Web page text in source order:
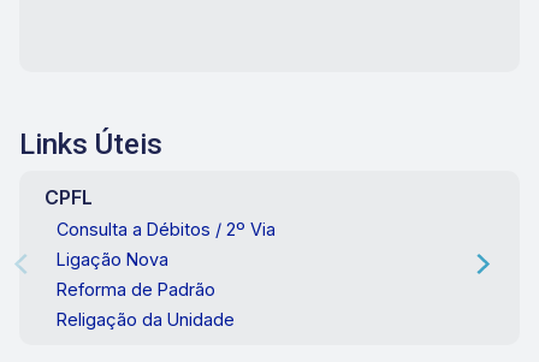
Links Úteis
CPFL
Consulta a Débitos / 2º Via
Ligação Nova
Reforma de Padrão
Religação da Unidade